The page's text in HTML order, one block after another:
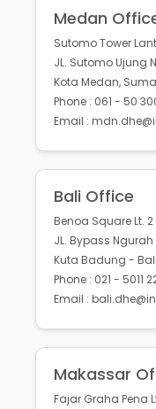
Medan
Sutomo Tower
JL. Sutomo Ujung
Kota Medan,
Phone : 061 - 50
Email :
Bali Office
Benoa Square Lt. 2
JL. Bypass
Kuta Badung -
Phone : 021 - 5011
Email :
Makassar
Fajar Graha Pena